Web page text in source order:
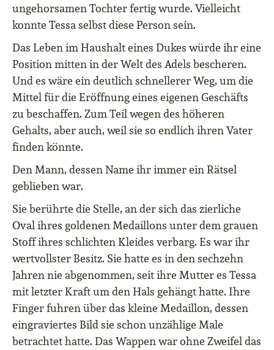
ungehorsamen Tochter fertig wurde. Vielleicht
konnte Tessa selbst diese Person sein.
Das Leben im Haushalt eines Dukes würde ihr eine
Position mitten in der Welt des Adels bescheren.
Und es wäre ein deutlich schnellerer Weg, um die
Mittel für die Eröffnung eines eigenen Geschäfts
zu beschaffen. Zum Teil wegen des höheren
Gehalts, aber auch, weil sie so endlich ihren Vater
finden könnte.
Den Mann, dessen Name ihr immer ein Rätsel
geblieben war.
Sie berührte die Stelle, an der sich das zierliche
Oval ihres goldenen Medaillons unter dem grauen
Stoff ihres schlichten Kleides verbarg. Es war ihr
wertvollster Besitz. Sie hatte es in den sechzehn
Jahren nie abgenommen, seit ihre Mutter es Tessa
mit letzter Kraft um den Hals gehängt hatte. Ihre
Finger fuhren über das kleine Medaillon, dessen
eingraviertes Bild sie schon unzählige Male
betrachtet hatte. Das Wappen war ohne Zweifel das